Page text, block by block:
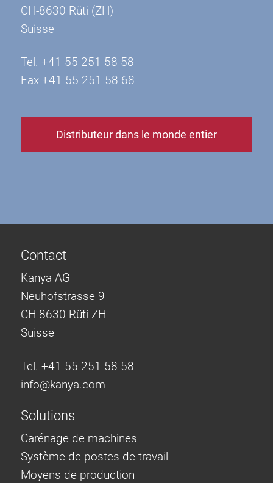
CH-8630 Rüti (ZH)
Suisse
Tel. +41 55 251 58 58
Fax +41 55 251 58 68
Distributeur dans le monde entier
Contact
Kanya AG
Neuhofstrasse 9
CH-8630 Rüti ZH
Suisse
Tel. +41 55 251 58 58
info@kanya.com
Solutions
Carénage de machines
Système de postes de travail
Moyens de production